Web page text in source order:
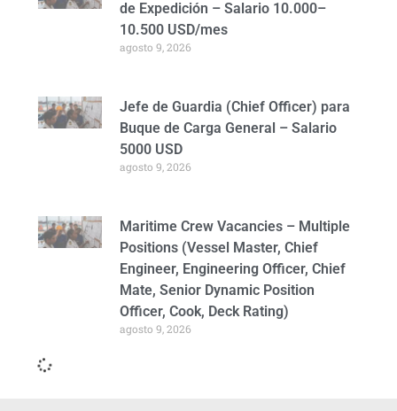
de Expedición – Salario 10.000–
10.500 USD/mes
agosto 9, 2026
Jefe de Guardia (Chief Officer) para
Buque de Carga General – Salario
5000 USD
agosto 9, 2026
Maritime Crew Vacancies – Multiple
Positions (Vessel Master, Chief
Engineer, Engineering Officer, Chief
Mate, Senior Dynamic Position
Officer, Cook, Deck Rating)
agosto 9, 2026